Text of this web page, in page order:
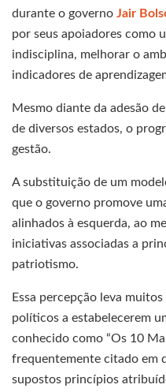
durante o governo Jair
por seus apoiadores como
indisciplina, melhorar o
indicadores de
Mesmo diante da adesão
de diversos estados, o
gestão.
A substituição de um
que o governo promove
alinhados à esquerda, ao
iniciativas associadas a
patriotismo.
Essa percepção leva
políticos a estabelecerem
conhecido como “Os 10
frequentemente citado em
supostos princípios